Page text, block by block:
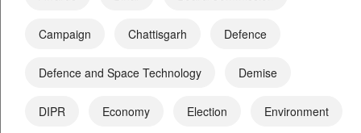
Campaign Chattisgarh Defence
Defence and Space Technology Demise
DIPR Economy Election Environment